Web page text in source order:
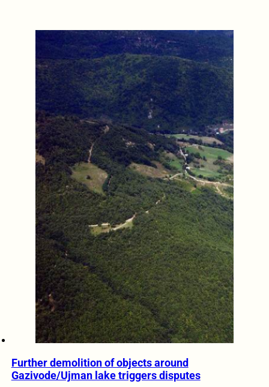
Further demolition of objects around
Gazivode/Ujman lake triggers disputes